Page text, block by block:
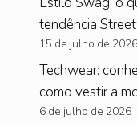
tendência
15 de julho de 2026
Techwear:
como vestir a
6 de julho de 2026